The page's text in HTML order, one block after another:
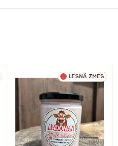
LESNÁ ZMES